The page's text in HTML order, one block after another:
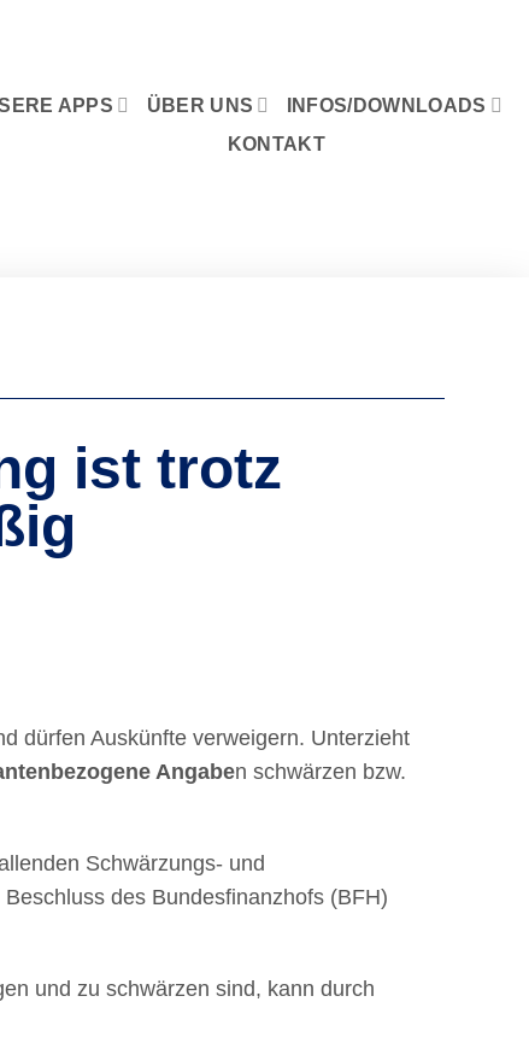
APPS ÜBER UNS
INFOS/DOWNLOADS
KONTAKT
ist trotz
dürfen Auskünfte verweigern. Unterzieht
Angaben schwärzen bzw.
Schwärzungs- und
des Bundesfinanzhofs (BFH)
und zu schwärzen sind, kann durch